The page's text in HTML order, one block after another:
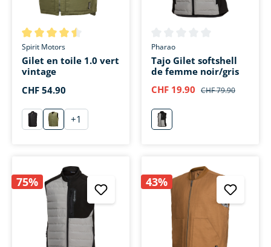
Note moyenne de 4.5 sur 5 étoiles
Spirit Motors
Gilet en toile 1.0 vert
vintage
CHF 54.90
schwarzvintage grün
+1
Note moyenne de 0 sur 5
Pharao
Tajo Gilet softshell
de femme noir/gris
CHF 19.90 CHF 79.90
grau
75% 43%